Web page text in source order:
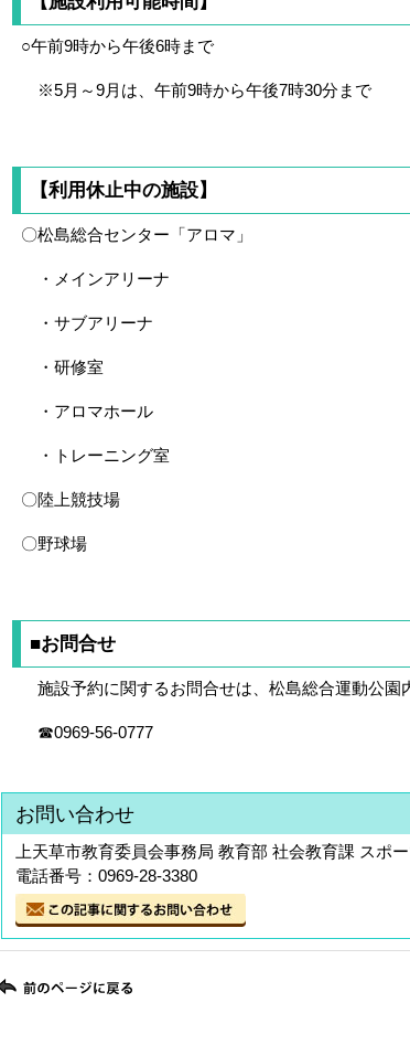
○午前9時から午後6時まで
※5月～9月は、午前9時から午後7時30分まで
【利用休止中の施設】
〇松島総合センター「アロマ」
・メインアリーナ
・サブアリーナ
・研修室
・アロマホール
・トレーニング室
〇陸上競技場
〇野球場
■お問合せ
施設予約に関するお問合せは、松島総合運動公
☎0969-56-0777
お問い合わせ
上天草市教育委員会事務局 教育部 社会教育課 スポ
電話番号：0969-28-3380